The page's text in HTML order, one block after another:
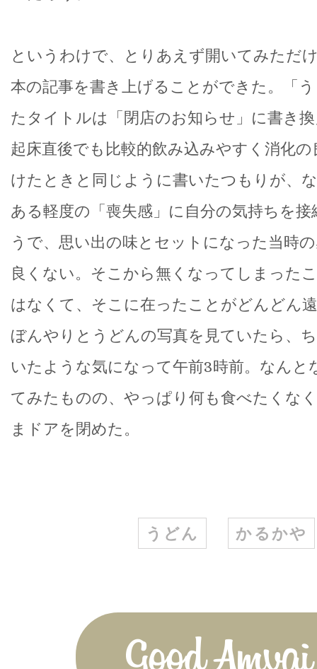
というわけで、とりあえず開いてみただ
本の記事を書き上げることができた。「
たタイトルは「閉店のお知らせ」に書き
起床直後でも比較的飲み込みやすく消化
けたときと同じように書いたつもりが、
ある軽度の「喪失感」に自分の気持ちを
うで、思い出の味とセットになった当時
良くない。そこから無くなってしまった
はなくて、そこに在ったことがどんどん
ぼんやりとうどんの写真を見ていたら、
いたような気になって午前3時前。なんと
てみたものの、やっぱり何も食べたくな
まドアを閉めた。
うどん かるかや